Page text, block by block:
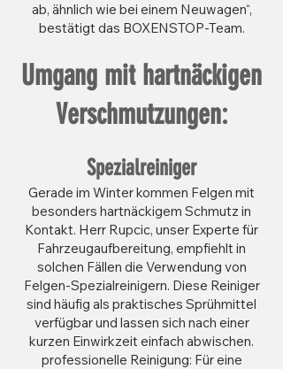
ab, ähnlich wie bei einem Neuwagen“,
bestätigt das BOXENSTOP-Team.
Umgang mit hartnäckigen
Verschmutzungen:
Spezialreiniger
Gerade im Winter kommen Felgen mit
besonders hartnäckigem Schmutz in
Kontakt. Herr Rupcic, unser Experte für
Fahrzeugaufbereitung, empfiehlt in
solchen Fällen die Verwendung von
Felgen-Spezialreinigern. Diese Reiniger
sind häufig als praktisches Sprühmittel
verfügbar und lassen sich nach einer
kurzen Einwirkzeit einfach abwischen.
professionelle Reinigung: Für eine